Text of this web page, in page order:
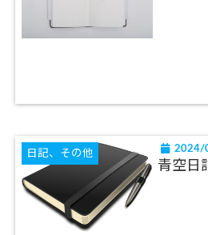
日記、その他 2024/
青空